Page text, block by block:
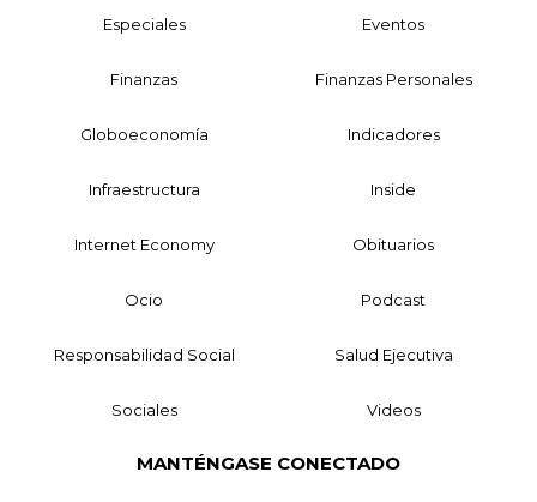
Especiales Eventos
Finanzas Finanzas Personales
Globoeconomía Indicadores
Infraestructura Inside
Internet Economy Obituarios
Ocio Podcast
Responsabilidad Social Salud Ejecutiva
Sociales Videos
MANTÉNGASE CONECTADO